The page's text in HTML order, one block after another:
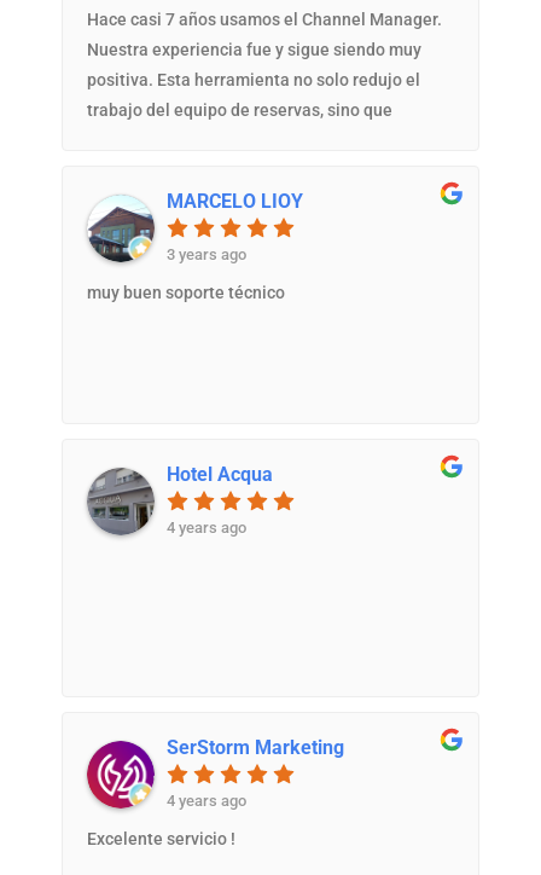
Hace casi 7 años usamos el Channel Manager.
Nuestra experiencia fue y sigue siendo muy
positiva. Esta herramienta no solo redujo el
trabajo del equipo de reservas, sino que
Estamos súper conformes con el servicio de
soporte por su eficiencia, rápida resolución de
los temas y la excelente predisposición. Los
recomiendo plenamente.
MARCELO LIOY
3 years ago
muy buen soporte técnico
Hotel Acqua
4 years ago
SerStorm Marketing
4 years ago
Excelente servicio !